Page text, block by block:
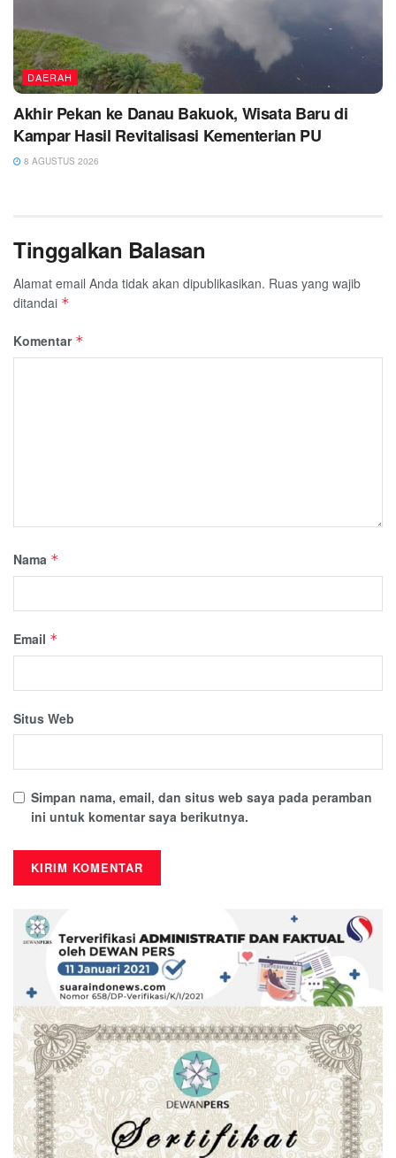
DAERAH
Akhir Pekan ke Danau Bakuok, Wisata Baru di
Kampar Hasil Revitalisasi Kementerian PU
8 AGUSTUS 2026
Tinggalkan Balasan
Alamat email Anda tidak akan dipublikasikan. Ruas yang wajib
ditandai *
Komentar *
Nama *
Email *
Situs Web
Simpan nama, email, dan situs web saya pada peramban
ini untuk komentar saya berikutnya.